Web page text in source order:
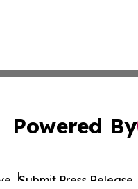
Powered By
Submit Press Release